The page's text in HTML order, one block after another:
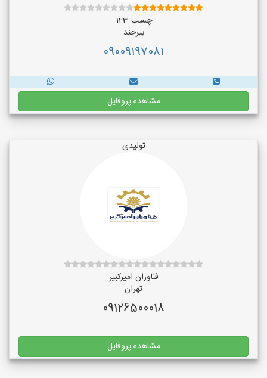
چسب 123
بیرجند
09009197081
مشاهده پروفایل
تولیدی
فناوران امیرکبیر
تهران
09126500018
مشاهده پروفایل